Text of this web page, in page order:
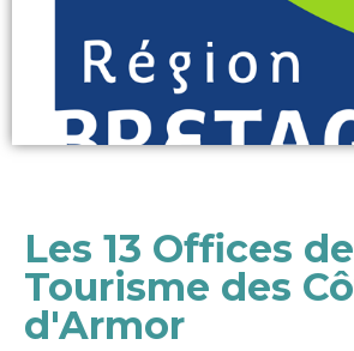
Les 13 Offices de
Tourisme des
d'Armor